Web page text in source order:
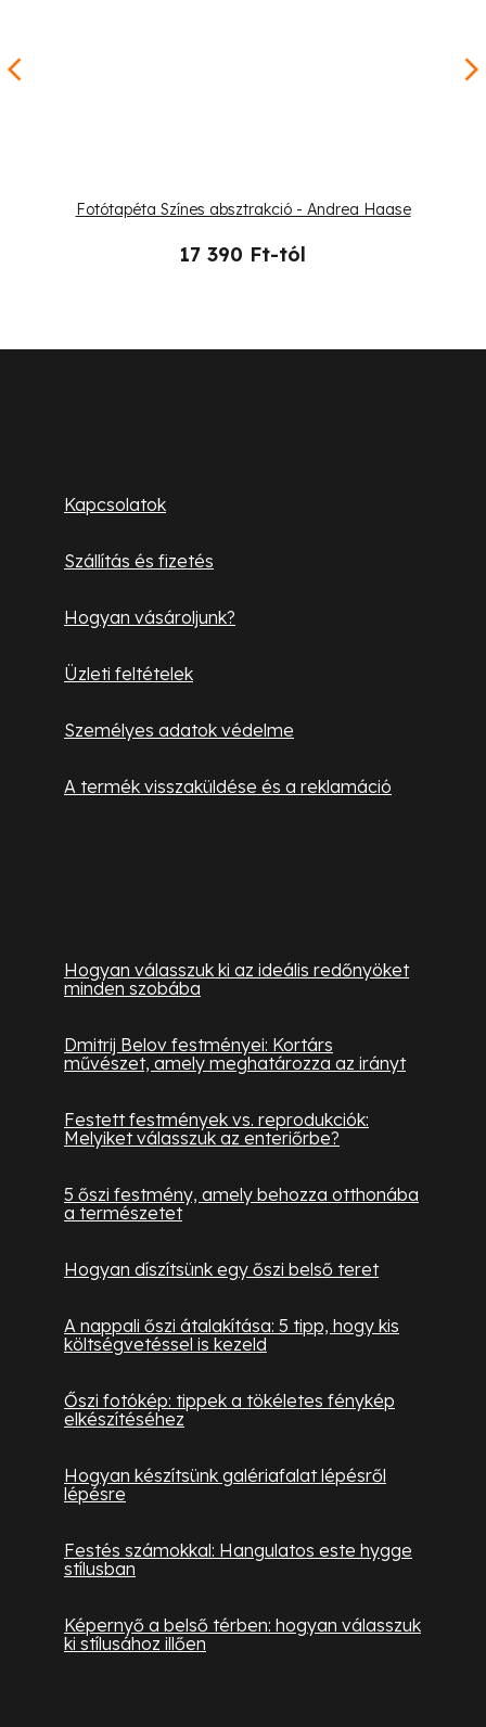
Fotótapéta Színes absztrakció - Andrea Haase
17 390 Ft-tól
Kapcsolatok
Szállítás és fizetés
Hogyan vásároljunk?
Üzleti feltételek
Személyes adatok védelme
A termék visszaküldése és a reklamáció
Hogyan válasszuk ki az ideális redőnyöket
minden szobába
Dmitrij Belov festményei: Kortárs
művészet, amely meghatározza az irányt
Festett festmények vs. reprodukciók:
Melyiket válasszuk az enteriőrbe?
5 őszi festmény, amely behozza otthonába
a természetet
Hogyan díszítsünk egy őszi belső teret
A nappali őszi átalakítása: 5 tipp, hogy kis
költségvetéssel is kezeld
Őszi fotókép: tippek a tökéletes fénykép
elkészítéséhez
Hogyan készítsünk galériafalat lépésről
lépésre
Festés számokkal: Hangulatos este hygge
stílusban
Képernyő a belső térben: hogyan válasszuk
ki stílusához illően